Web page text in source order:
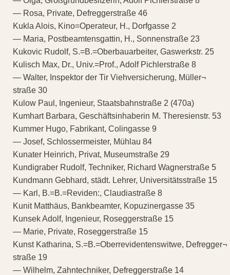
— Rosa, Private, Defreggerstraße 46
Kukla Alois, Kino=Operateur, H., Dorfgasse 2
— Maria, Postbeamtensgattin, H., Sonnenstraße 23
Kukovic Rudolf, S.=B.=Oberbauarbeiter, Gaswerkstr. 25
Kulisch Max, Dr., Univ.=Prof., Adolf Pichlerstraße 8
— Walter, Inspektor der Tir Viehversicherung, Müller¬
straße 30
Kulow Paul, Ingenieur, Staatsbahnstraße 2 (470a)
Kumhart Barbara, Geschäftsinhaberin M. Theresienstr. 53
Kummer Hugo, Fabrikant, Colingasse 9
— Josef, Schlossermeister, Mühlau 84
Kunater Heinrich, Privat, Museumstraße 29
Kundigraber Rudolf, Techniker, Richard Wagnerstraße 5
Kundmann Gebhard, städt. Lehrer, Universitätsstraße 15
— Karl, B.=B.=Reviden:, Claudiastraße 8
Kunit Matthäus, Bankbeamter, Kopuzinergasse 35
Kunsek Adolf, Ingenieur, Roseggerstraße 15
— Marie, Private, Roseggerstraße 15
Kunst Katharina, S.=B.=Oberrevidentenswitwe, Defregger¬
straße 19
— Wilhelm, Zahntechniker, Defreggerstraße 14